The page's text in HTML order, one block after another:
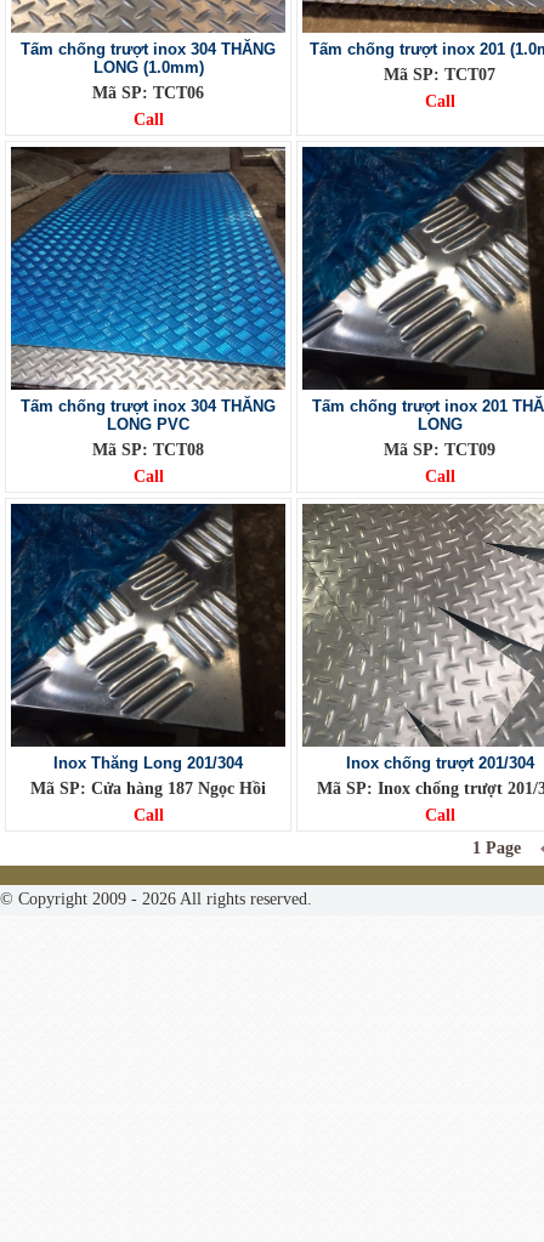
Tấm chống trượt inox 304 THĂNG
LONG (1.0mm)
Mã SP: TCT06
Call
Tấm chống trượt inox 201
Mã SP: TCT07
Call
Tấm chống trượt inox 304 THĂNG
LONG PVC
Mã SP: TCT08
Call
Tấm chống trượt inox 201
LONG
Mã SP: TCT09
Call
Inox Thăng Long 201/304
Mã SP: Cửa hàng 187 Ngọc Hồi
Call
Inox chống trượt 201/304
Mã SP: Inox chống trượt 201/
Call
1 Page
© Copyright 2009 - 2026 All rights reserved.